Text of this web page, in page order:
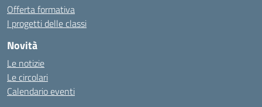
Offerta formativa
I progetti delle classi
Novità
Le notizie
Le circolari
Calendario eventi